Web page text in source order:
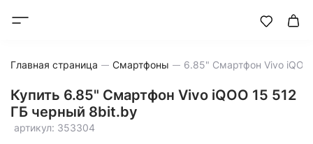
Главная страница Смартфоны
Купить 6.85" Смартфон Vivo iQOO 15 512
ГБ черный 8bit.by
артикул: 353304